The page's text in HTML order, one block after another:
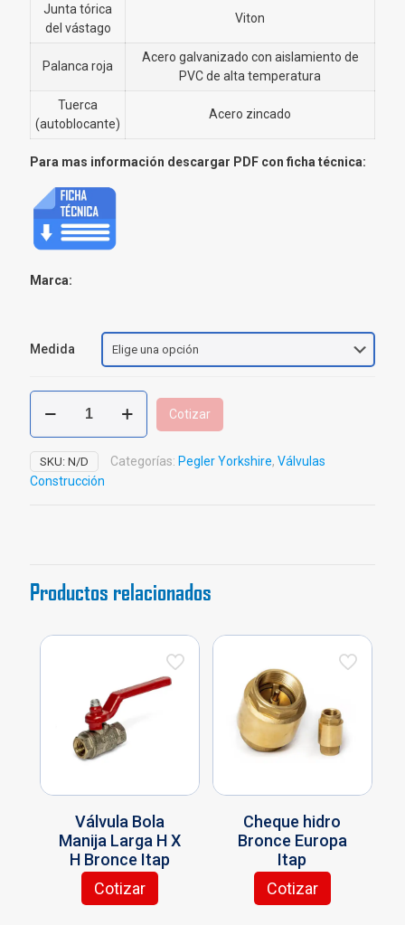
Junta tórica
del vástago
Viton
Palanca roja
Acero galvanizado con aislamiento de
PVC de alta temperatura
Tuerca
(autoblocante)
Acero zincado
Para mas información descargar PDF con ficha técnica:
Marca:
Medida
Válvula
Bola
PB
500
Pegler
Cotizar
SKU: N/D Categorías: Pegler Yorkshire, Válvulas
Construcción
Productos relacionados
Válvula Bola
Manija Larga H X
H Bronce Itap
Cotizar
Este
Cheque hidro
Bronce Europa
Itap
Cotizar
Este